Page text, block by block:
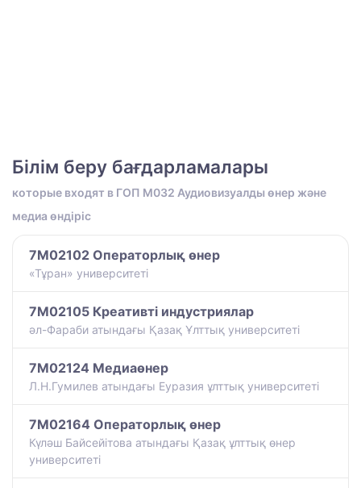
Білім беру бағдарламалары
которые входят в ГОП M032 Аудиовизуалды өнер және
медиа өндіріс
7M02102 Операторлық өнер
«Тұран» университеті
7M02105 Креативті индустриялар
әл-Фараби атындағы Қазақ Ұлттық университеті
7M02124 Медиаөнер
Л.Н.Гумилев атындағы Еуразия ұлттық университеті
7M02164 Операторлық өнер
Күләш Байсейітова атындағы Қазақ ұлттық өнер
университеті